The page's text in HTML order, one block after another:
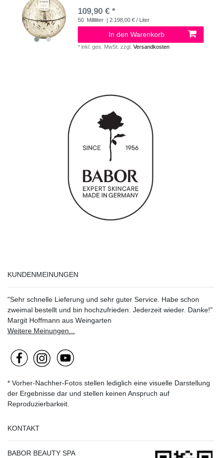
109,90 € *
50 Milliliter | 2.198,00 € / Liter
In den Warenkorb
*inkl. ges. MwSt. zzgl.Versandkosten
KUNDENMEINUNGEN
"Sehr schnelle Lieferung und sehr guter Service. Habe schon
zweimal bestellt und bin hochzufrieden. Jederzeit wieder. Danke!"
Margit Hoffmann aus Weingarten
Weitere Meinungen...
* Vorher-Nachher-Fotos stellen lediglich eine visuelle Darstellung
der Ergebnisse dar und stellen keinen Anspruch auf
Reproduzierbarkeit.
KONTAKT
BABOR BEAUTY SPA